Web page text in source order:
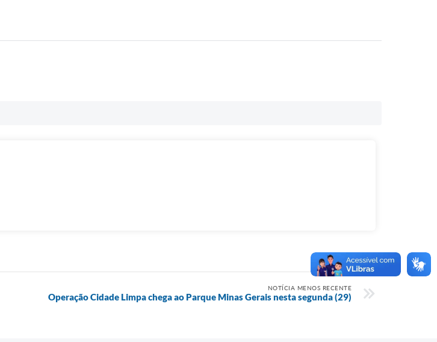
NOTÍCIA MENOS RECENTE
Operação Cidade Limpa chega ao Parque Minas Gerais nesta segunda (29)